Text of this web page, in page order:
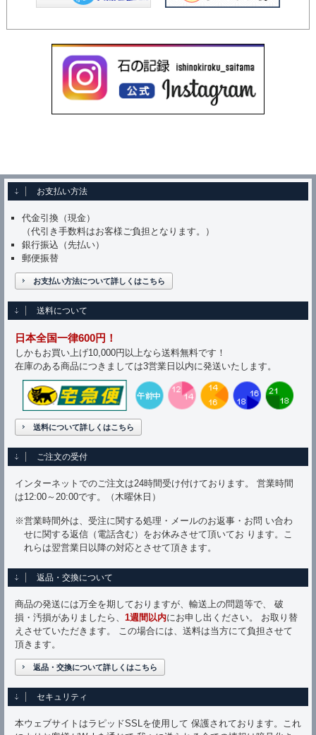
お支払い方法
代金引換（現金）
（代引き手数料はお客様ご負担となります。）
銀行振込（先払い）
郵便振替
お支払い方法について詳しくはこちら
送料について
日本全国一律600円！
しかもお買い上げ10,000円以上なら送料無料です！
在庫のある商品につきましては3営業日以内に発送いたします。
送料について詳しくはこちら
ご注文の受付
インターネットでのご注文は24時間受け付けております。 営業時間
は12:00～20:00です。（木曜休日）
※営業時間外は、受注に関する処理・メールのお返事・お問 い合わ
せに関する返信（電話含む）をお休みさせて頂いてお ります。こ
れらは翌営業日以降の対応とさせて頂きます。
返品・交換について
商品の発送には万全を期しておりますが、輸送上の問題等で、 破
損・汚損がありましたら、 1週間以内にお申し出ください。 お取り替
えさせていただきます。 この場合には、送料は当方にて負担させて
頂きます。
返品・交換について詳しくはこちら
セキュリティ
本ウェブサイトはラピッドSSLを使用して 保護されております。これ